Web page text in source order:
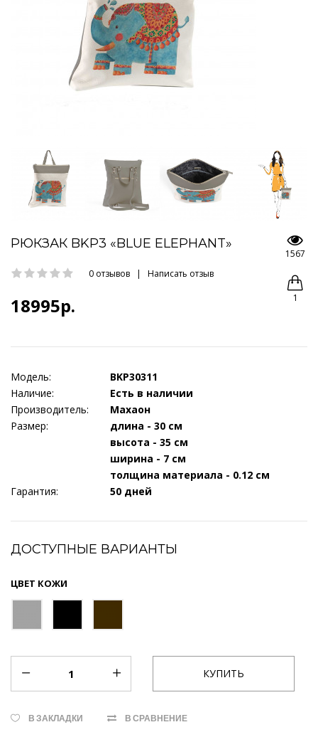
РЮКЗАК BKP3 «BLUE ELEPHANT»
0 отзывов | Написать отзыв
18995р.
1567
1
Модель:
BKP30311
Наличие:
Есть в наличии
Производитель:
Махаон
Размер:
длина - 30 см
высота - 35 см
ширина - 7 см
толщина материала - 0.12 см
Гарантия:
50 дней
ДОСТУПНЫЕ ВАРИАНТЫ
ЦВЕТ КОЖИ
В ЗАКЛАДКИ В СРАВНЕНИЕ